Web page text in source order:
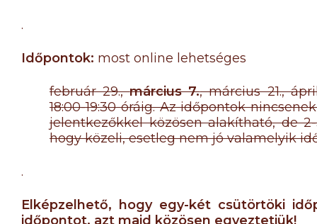
.
Időpontok: most online lehetséges
február 29.,március 7., március 21.,
18:00-19:30 óráig. Az időpontok
jelentkezőkkel közösen alakítható, de
hogy közeli, esetleg nem jó valamelyik
.
Elképzelhető, hogy egy-két csütörtöki
időpontot, azt majd közösen egyeztetjük!